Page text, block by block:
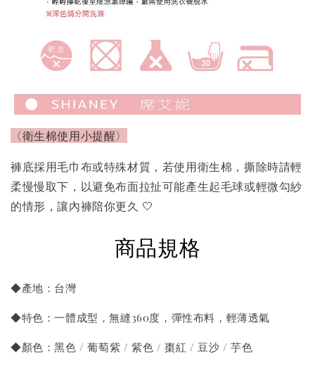
〈衛生棉使用小提醒〉
褲底採用毛巾布或特殊材質，若使用衛生棉，撕除時請輕
柔慢慢取下，以避免布面拉扯可能產生起毛球或輕微勾紗
的情形，讓內褲陪你更久 🤍
商品規格
◆產地：台灣
◆特色：一體成型，無縫360度，彈性布料，輕薄透氣
◆顏色：黑色 / 葡萄紫 / 紫色 / 棗紅 / 豆沙 / 芋色